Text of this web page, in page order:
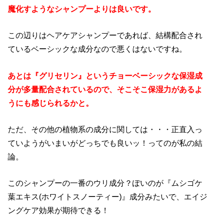
魔化すようなシャンプーよりは良いです。
この辺りはヘアケアシャンプーであれば、結構配合され
ているベーシックな成分なので悪くはないですね。
あとは『グリセリン』というチョーベーシックな保湿成
分が多量配合されているので、そこそこ保湿力があるよ
うにも感じられるかと。
ただ、その他の植物系の成分に関しては・・・正直入っ
ていようがいまいがどっちでも良いッ！ってのが私の結
論。
このシャンプーの一番のウリ成分？ぽいのが『ムシゴケ
葉エキス(ホワイトスノーティー)』成分みたいで、エイジ
ングケア効果が期待できる！